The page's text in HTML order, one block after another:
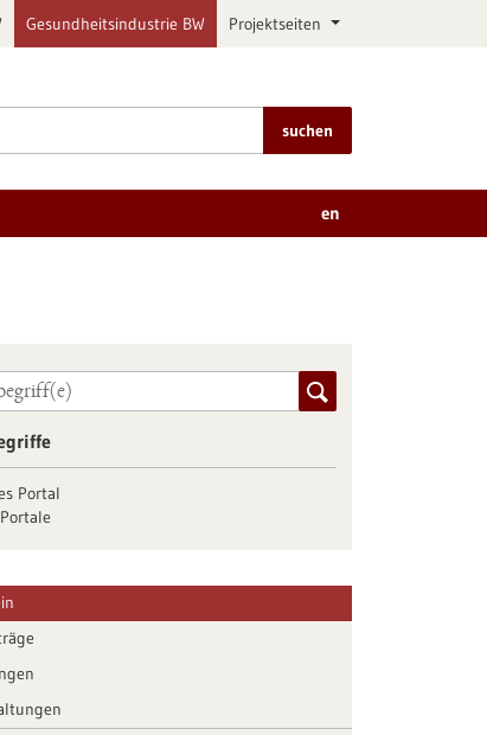
Gesundheitsindustrie BW Projektseiten
suchen
en
Portal